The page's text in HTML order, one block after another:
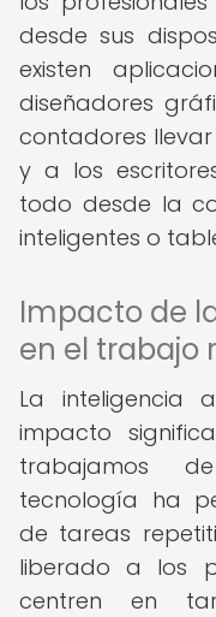
desde sus
existen
diseñadores
contadores
y a los
todo desde la
inteligentes o
Impacto de
en el trabajo
La inteligencia
impacto
trabajamos
tecnología ha
de tareas
liberado a los
centren en